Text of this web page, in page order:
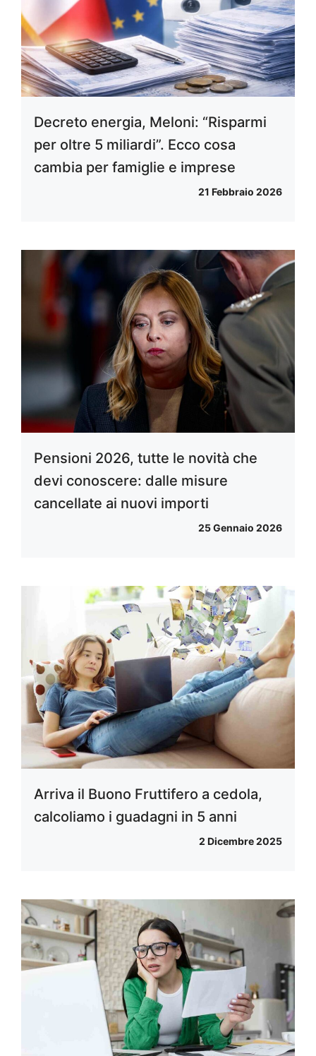
Decreto energia, Meloni: “Risparmi
per oltre 5 miliardi”. Ecco cosa
cambia per famiglie e imprese
21 Febbraio 2026
Pensioni 2026, tutte le novità che
devi conoscere: dalle misure
cancellate ai nuovi importi
25 Gennaio 2026
Arriva il Buono Fruttifero a cedola,
calcoliamo i guadagni in 5 anni
2 Dicembre 2025